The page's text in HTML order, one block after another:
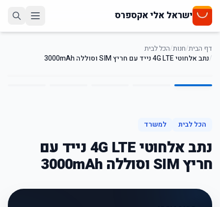
ישראל אלי אקספרס
דף הבית/חנות/הכל לבית
/נתב אלחוטי 4G LTE נייד עם חריץ SIM וסוללה 3000mAh 1
/
5
הכל לבית למשרד
נתב אלחוטי 4G LTE נייד עם
חריץ SIM וסוללה 3000mAh